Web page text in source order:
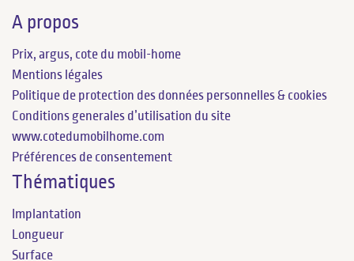
A propos
Prix, argus, cote du mobil-home
Mentions légales
Politique de protection des données personnelles & cookies
Conditions generales d’utilisation du site
www.cotedumobilhome.com
Préférences de consentement
Thématiques
Implantation
Longueur
Surface